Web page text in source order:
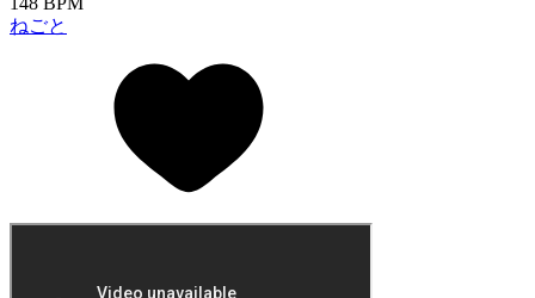
ねごと